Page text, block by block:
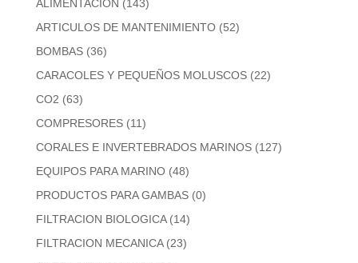
ALIMENTACION (143)
ARTICULOS DE MANTENIMIENTO (52)
BOMBAS (36)
CARACOLES Y PEQUEÑOS MOLUSCOS (22)
CO2 (63)
COMPRESORES (11)
CORALES E INVERTEBRADOS MARINOS (127)
EQUIPOS PARA MARINO (48)
PRODUCTOS PARA GAMBAS (0)
FILTRACION BIOLOGICA (14)
FILTRACION MECANICA (23)